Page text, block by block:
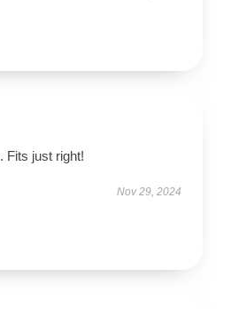
Fits just right!
Nov 29, 2024